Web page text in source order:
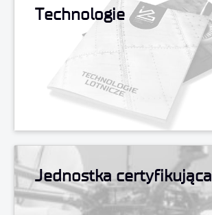
Technologie
Jednostka certyfikująca